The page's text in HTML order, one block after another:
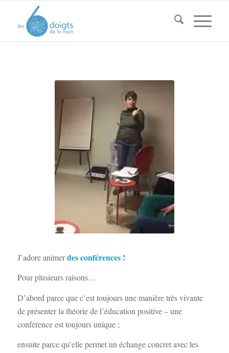
J’adore animerdes conférences !
Pour plusieurs raisons…
D’abord parce que c’est toujours une manière très vivante
de présenter la théorie de l’éducation positive – une
conférence est toujours unique ;
ensuite parce qu’elle permet un échange concret avec les